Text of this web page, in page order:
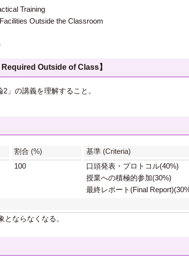
Training
Outside the Classroom
Required Outside of Class】
」の講義を理解すること。
割合 (%)
基準 (Criteria)
100
口頭発表・プロトコル(40%)
授業への積極的参加(30%)
最終レポート(Final
ならなくなる。